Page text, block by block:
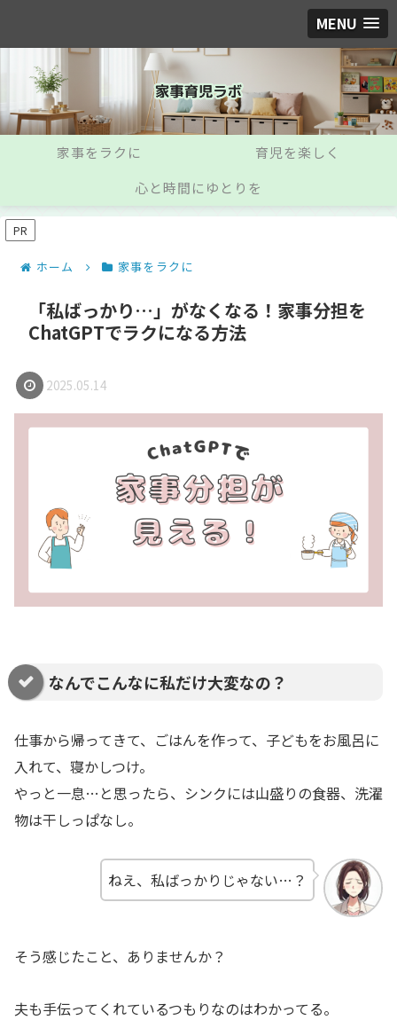
MENU
家事をラクに
育児を楽しく
心と時間にゆとりを
PR
ホーム 家事をラクに
「私ばっかり…」がなくなる！家事分担を
ChatGPTでラクになる方法
2025.05.14
なんでこんなに私だけ大変なの？
仕事から帰ってきて、ごはんを作って、子どもをお風呂に
入れて、寝かしつけ。
やっと一息…と思ったら、シンクには山盛りの食器、洗濯
物は干しっぱなし。
ねえ、私ばっかりじゃない…？
そう感じたこと、ありませんか？
夫も手伝ってくれているつもりなのはわかってる。